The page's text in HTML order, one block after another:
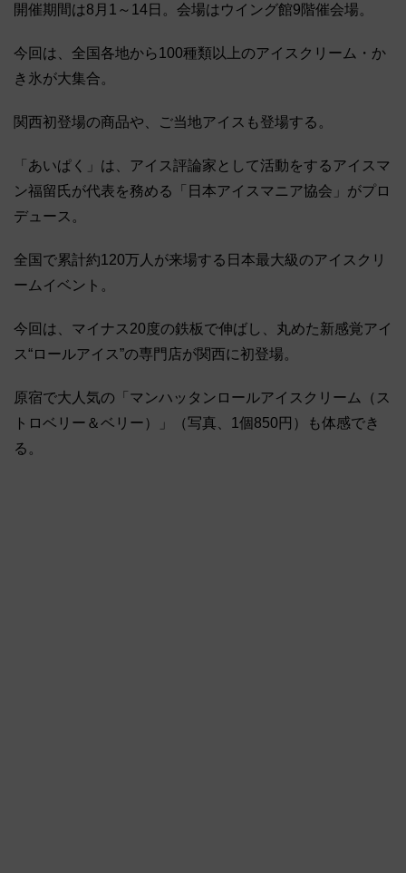
開催期間は8月1～14日。会場はウイング館9階催会場。
今回は、全国各地から100種類以上のアイスクリーム・か
き氷が大集合。
関西初登場の商品や、ご当地アイスも登場する。
「あいぱく」は、アイス評論家として活動をするアイスマ
ン福留氏が代表を務める「日本アイスマニア協会」がプロ
デュース。
全国で累計約120万人が来場する日本最大級のアイスクリ
ームイベント。
今回は、マイナス20度の鉄板で伸ばし、丸めた新感覚アイ
ス“ロールアイス”の専門店が関西に初登場。
原宿で大人気の「マンハッタンロールアイスクリーム（ス
トロベリー＆ベリー）」（写真、1個850円）も体感でき
る。